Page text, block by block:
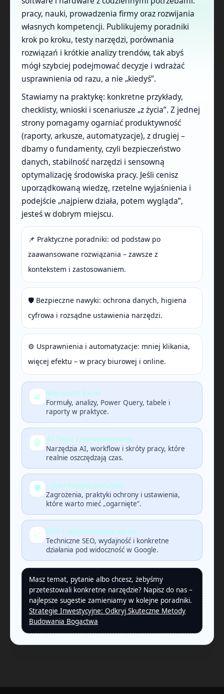
pracy, nauki, prowadzenia firmy oraz rozwijania
własnych kompetencji. Publikujemy poradniki
krok po kroku, testy narzędzi, porównania
rozwiązań i krótkie analizy trendów, tak abyś
mógł szybciej podejmować decyzje i wdrażać
usprawnienia od razu, a nie „kiedyś”.
Stawiamy na praktykę: konkretne przykłady,
checklisty, wnioski i scenariusze „z życia”. Z jednej
strony pomagamy ogarniać produktywność
(raporty, arkusze, automatyzacje), z drugiej –
dbamy o fundamenty, czyli bezpieczeństwo
danych, stabilność narzędzi i sensowną
optymalizację środowiska pracy. Jeśli cenisz
uporządkowaną wiedzę, rzetelne wyjaśnienia i
podejście „najpierw działa, potem wygląda”,
jesteś w dobrym miejscu.
📌 Praktyczne poradniki: od podstaw po
zaawansowane rozwiązania – zawsze z
kontekstem i zastosowaniem.
🛡️ Bezpieczne nawyki: ochrona danych, higiena
cyfrowa i rozsądne ustawienia narzędzi.
⚙️ Usprawnienia i automatyzacje: mniej klikania,
więcej efektu – w pracy biurowej i online.
📊 Microsoft Excel
Formuły, analizy, Power Query, tabele i
raporty w praktyce.
🤖 AI Tools i automatyzacja
Narzędzia AI, workflow i skróty pracy, które
realnie oszczędzają czas.
🛡️ Cyberbezpieczeństwo
Zagrożenia, praktyki ochrony i ustawienia,
które warto mieć „ogarnięte”.
📈 SEO i optymalizacja stron
Techniczne SEO, wydajność i konkretne
działania pod widoczność w Google.
Masz temat, pytanie albo chcesz, żebyśmy
przetestowali konkretne narzędzie? Napisz do nas –
najlepsze sugestie zamieniamy w kolejne poradniki.
Strategie Inwestycyjne: Odkryj Skuteczne Metody
Budowania Bogactwa